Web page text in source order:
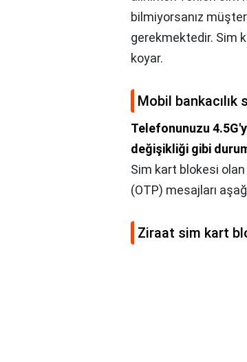
bilmiyorsanız
gerekmektedir. Sim
koyar.
Mobil
Telefonunuzu
değişikliği gibi
Sim kart blokesi
(OTP) mesajları
Ziraat sim kart